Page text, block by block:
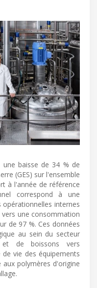
baisse de 34 % de
(GES) sur l'ensemble
à l'année de référence
correspond à une
internes
une consommation
de 97 %. Ces données
au sein du secteur
de boissons vers
vie des équipements
polymères d'origine